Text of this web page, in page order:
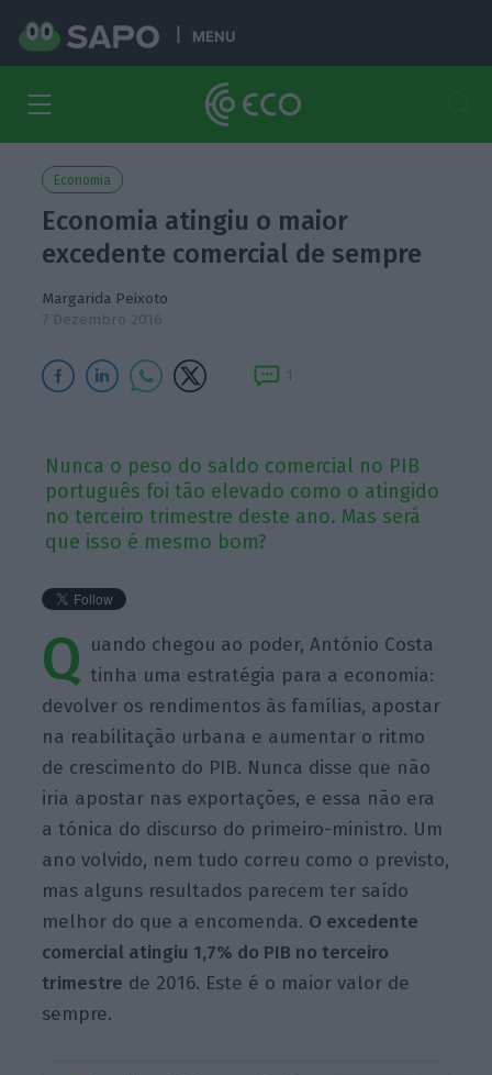
MENU
Economia
Economia atingiu o maior
excedente comercial de sempre
Margarida Peixoto
7 Dezembro 2016
1
Nunca o peso do saldo comercial no PIB
português foi tão elevado como o atingido
no terceiro trimestre deste ano. Mas será
que isso é mesmo bom?
Q uando chegou ao poder, António Costa
tinha uma estratégia para a economia:
devolver os rendimentos às famílias, apostar
na reabilitação urbana e aumentar o ritmo
de crescimento do PIB. Nunca disse que não
iria apostar nas exportações, e essa não era
a tónica do discurso do primeiro-ministro. Um
ano volvido, nem tudo correu como o previsto,
mas alguns resultados parecem ter saído
melhor do que a encomenda. O excedente
comercial atingiu 1,7% do PIB no terceiro
trimestre de 2016. Este é o maior valor de
sempre.